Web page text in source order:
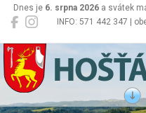
INFO: 571 442 347 |
Dnes je 6. srpna 2026a svátek
Hošťálková